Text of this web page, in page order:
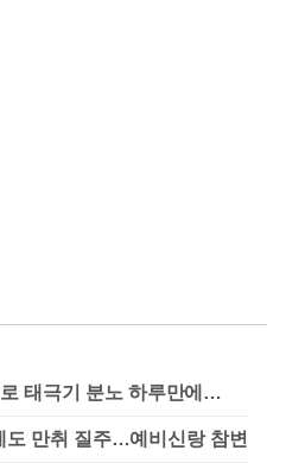
태극기 분노 하루만에…
만취 질주…예비신랑 참변